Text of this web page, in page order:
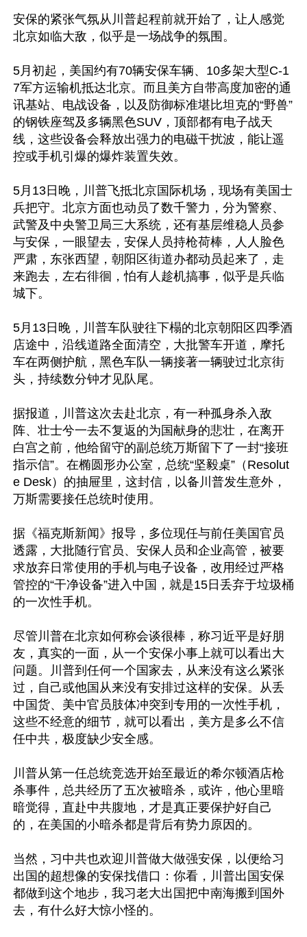
安保的紧张气氛从川普起程前就开始了，让人感觉
北京如临大敌，似乎是一场战争的氛围。
5月初起，美国约有70辆安保车辆、10多架大型C-1
7军方运输机抵达北京。而且美方自带高度加密的通
讯基站、电战设备，以及防御标准堪比坦克的“野兽”
的钢铁座驾及多辆黑色SUV，顶部都有电子战天
线，这些设备会释放出强力的电磁干扰波，能让遥
控或手机引爆的爆炸装置失效。
5月13日晚，川普飞抵北京国际机场，现场有美国士
兵把守。北京方面也动员了数千警力，分为警察、
武警及中央警卫局三大系统，还有基层维稳人员参
与安保，一眼望去，安保人员持枪荷棒，人人脸色
严肃，东张西望，朝阳区街道办都动员起来了，走
来跑去，左右徘徊，怕有人趁机搞事，似乎是兵临
城下。
5月13日晚，川普车队驶往下榻的北京朝阳区四季酒
店途中，沿线道路全面清空，大批警车开道，摩托
车在两侧护航，黑色车队一辆接著一辆驶过北京街
头，持续数分钟才见队尾。
据报道，川普这次去赴北京，有一种孤身杀入敌
阵、壮士兮一去不复返的为国献身的悲壮，在离开
白宫之前，他给留守的副总统万斯留下了一封“接班
指示信”。在椭圆形办公室，总统“坚毅桌”（Resolut
e Desk）的抽屉里，这封信，以备川普发生意外，
万斯需要接任总统时使用。
据《福克斯新闻》报导，多位现任与前任美国官员
透露，大批随行官员、安保人员和企业高管，被要
求放弃日常使用的手机与电子设备，改用经过严格
管控的“干净设备”进入中国，就是15日丢弃于垃圾桶
的一次性手机。
尽管川普在北京如何称会谈很棒，称习近平是好朋
友，真实的一面，从一个安保小事上就可以看出大
问题。川普到任何一个国家去，从来没有这么紧张
过，自己或他国从来没有安排过这样的安保。从丢
中国货、美中官员肢体冲突到专用的一次性手机，
这些不经意的细节，就可以看出，美方是多么不信
任中共，极度缺少安全感。
川普从第一任总统竞选开始至最近的希尔顿酒店枪
杀事件，总共经历了五次被暗杀，或许，他心里暗
暗觉得，直赴中共腹地，才是真正要保护好自己
的，在美国的小暗杀都是背后有势力原因的。
当然，习中共也欢迎川普做大做强安保，以便给习
出国的超想像的安保找借口：你看，川普出国安保
都做到这个地步，我习老大出国把中南海搬到国外
去，有什么好大惊小怪的。